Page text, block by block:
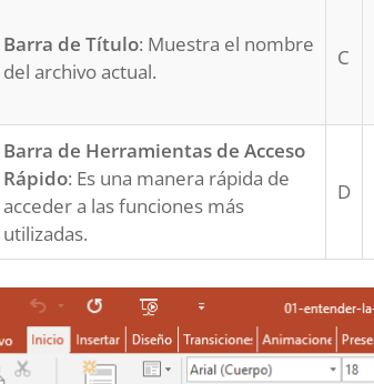
Barra de Título: Muestra el nombre
del archivo actual.
C
Barra de Herramientas de Acceso
Rápido: Es una manera rápida de
acceder a las funciones más
utilizadas.
D